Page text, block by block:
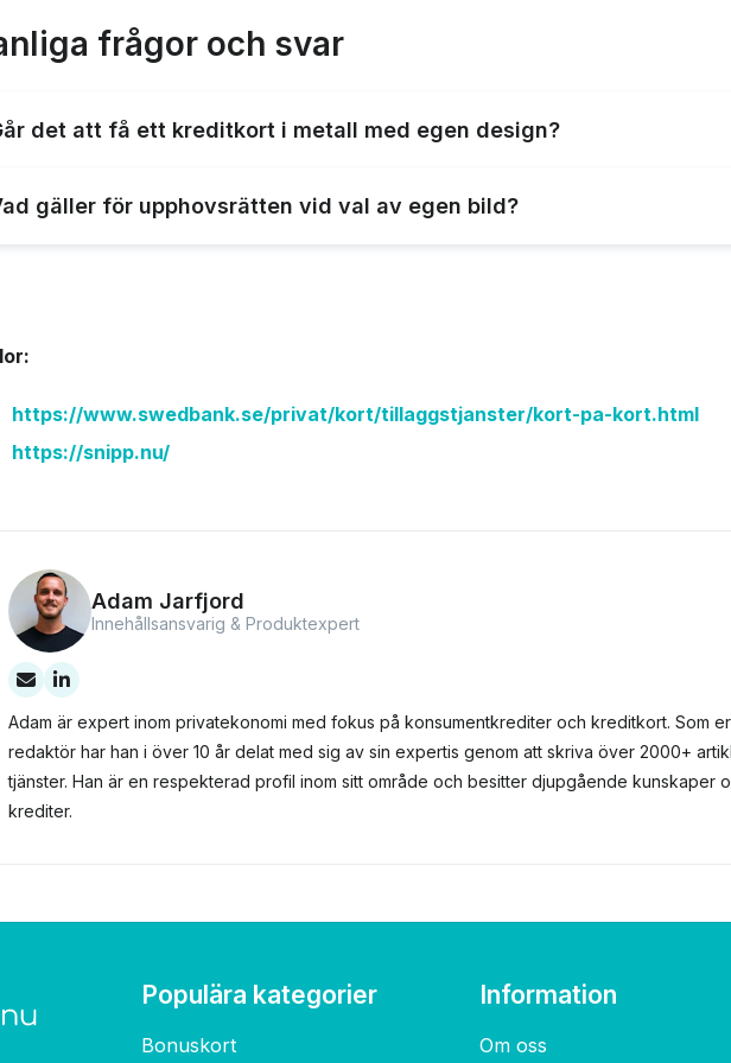
frågor och svar
det att få ett kreditkort i metall med egen design?
kreditkort i metall.
gäller för upphovsrätten vid val av egen bild?
https://www.swedbank.se/privat/kort/tillaggstjanster/kort-pa-kort.html
https://snipp.nu/
Adam Jarfjord
Innehållsansvarig & Produktexpert
Adam är expert inom privatekonomi med fokus på konsumentkrediter och kreditkort. Som
redaktör har han i över 10 år delat med sig av sin expertis genom att skriva över 2000+
tjänster. Han är en respekterad profil inom sitt område och besitter djupgående kunskaper
krediter.
Populära kategorier
Bonuskort
Information
Om oss